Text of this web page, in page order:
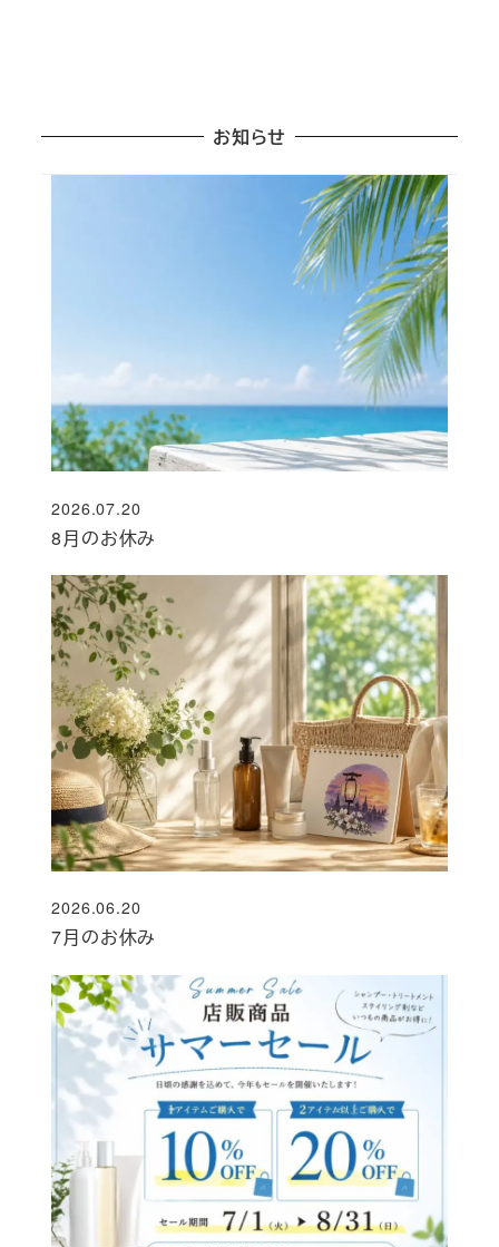
お知らせ
8月のお休み
投稿日
2026.07.20
7月のお休み
投稿日
2026.06.20